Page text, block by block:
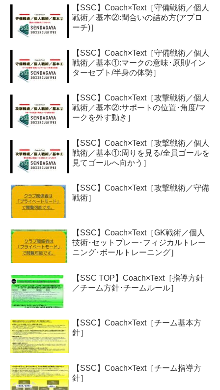
【SSC】Coach×Text［守備戦術／個人
戦術／基本②:間合いの詰め方(アプロ
ーチ)］
【SSC】Coach×Text［守備戦術／個人
戦術／基本①:マークの意味･原則/イン
ターセプト/半身の体勢］
【SSC】Coach×Text［攻撃戦術／個人
戦術／基本②:サポートの位置･角度/マ
ークを外す動き］
【SSC】Coach×Text［攻撃戦術／個人
戦術／基本①:周りを見る/全員ゴールを
見てゴールへ向かう］
【SSC】Coach×Text［攻撃戦術／守備
戦術］
【SSC】Coach×Text［GK戦術／個人
技術･セットプレー･フィジカルトレー
ニング･ボールトレーニング］
【SSC TOP】Coach×Text［指導方針
／チーム方針･チームルール］
【SSC】Coach×Text［チーム基本方
針］
【SSC】Coach×Text［チーム指導方
針］